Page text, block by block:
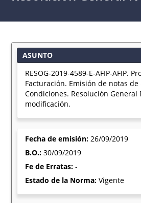
ASUNTO
RESOG-2019-4589-E-AFIP-AFIP.
Facturación. Emisión de notas
Condiciones. Resolución General
modificación.
Fecha de emisión:26/09/2019
B.O.:30/09/2019
Fe de Erratas:-
Estado de la Norma:Vigente